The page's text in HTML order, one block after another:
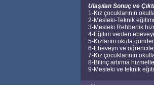
Ulaşılan Sonuç ve
1-Kız çocuklarının
2-Mesleki-Teknik
3-Mesleki Rehberlik
4-Eğitim verilen
5-Kızlarını okula
6-Ebeveyn ve
7-Kız çocuklarının
8-Bilinç artırma
9-Mesleki ve teknik